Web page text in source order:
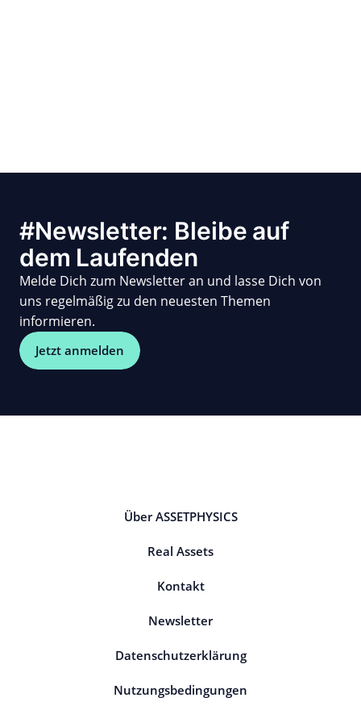
#Newsletter: Bleibe auf
dem Laufenden
Melde Dich zum Newsletter an und lasse Dich von
uns regelmäßig zu den neuesten Themen
informieren.
Jetzt anmelden
Über ASSETPHYSICS
Real Assets
Kontakt
Newsletter
Datenschutzerklärung
Nutzungsbedingungen